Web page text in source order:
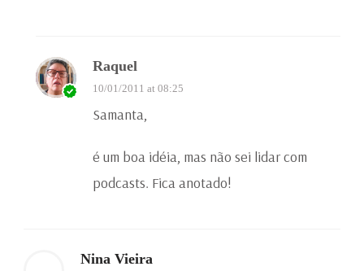
Raquel
10/01/2011 at 08:25
Samanta,
é um boa idéia, mas não sei lidar com
podcasts. Fica anotado!
Nina Vieira